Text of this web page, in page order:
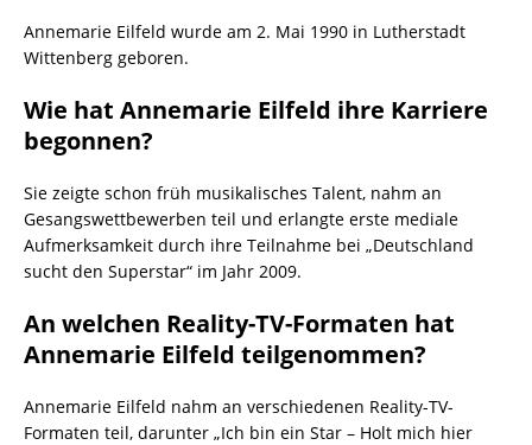
Annemarie Eilfeld wurde am 2. Mai 1990 in Lutherstadt
Wittenberg geboren.
Wie hat Annemarie Eilfeld ihre Karriere
begonnen?
Sie zeigte schon früh musikalisches Talent, nahm an
Gesangswettbewerben teil und erlangte erste mediale
Aufmerksamkeit durch ihre Teilnahme bei „Deutschland
sucht den Superstar“ im Jahr 2009.
An welchen Reality-TV-Formaten hat
Annemarie Eilfeld teilgenommen?
Annemarie Eilfeld nahm an verschiedenen Reality-TV-
Formaten teil, darunter „Ich bin ein Star – Holt mich hier